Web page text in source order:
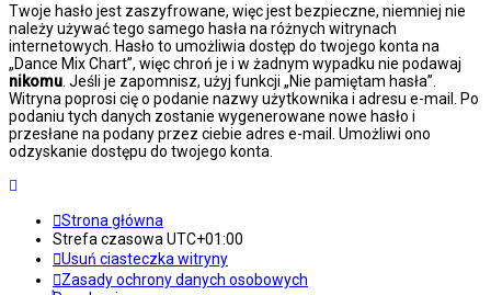
Twoje hasło jest zaszyfrowane, więc jest bezpieczne, niemniej nie
należy używać tego samego hasła na różnych witrynach
internetowych. Hasło to umożliwia dostęp do twojego konta na
„Dance Mix Chart”, więc chroń je i w żadnym wypadku nie podawaj
nikomu . Jeśli je zapomnisz, użyj funkcji „Nie pamiętam hasła”.
Witryna poprosi cię o podanie nazwy użytkownika i adresu e-mail. Po
podaniu tych danych zostanie wygenerowane nowe hasło i
przesłane na podany przez ciebie adres e-mail. Umożliwi ono
odzyskanie dostępu do twojego konta.
Strona główna
Strefa czasowa UTC+01:00
Usuń ciasteczka witryny
Zasady ochrony danych osobowych